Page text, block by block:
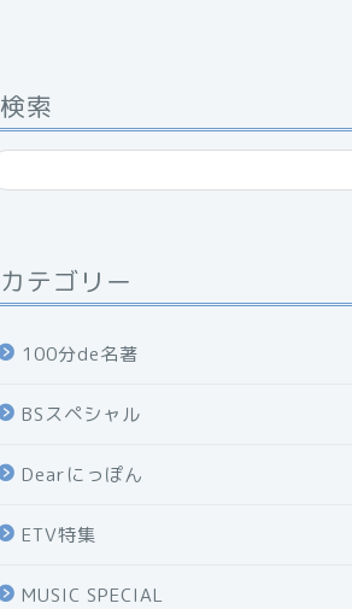
検索
カテゴリー
100分de名著
BSスペシャル
Dearにっぽん
ETV特集
MUSIC SPECIAL